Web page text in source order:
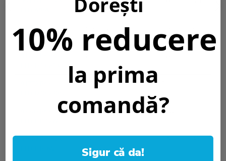
91752 Primus
LED D10.180/G
210-240Vdc
93303 Primus
20-80Vdc 12W
93307 Primus
20-80Vdc 9W AT
10% reducere
la prima
comandă?
Sigur că da!